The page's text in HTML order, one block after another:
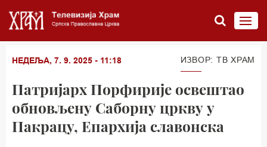
НЕДЕЉА, 7. 9. 2025 - 11:18 ИЗВОР: ТВ ХРАМ
Патријарх Порфирије освештао
обновљену Саборну цркву у
Пакрацу, Епархија славонска